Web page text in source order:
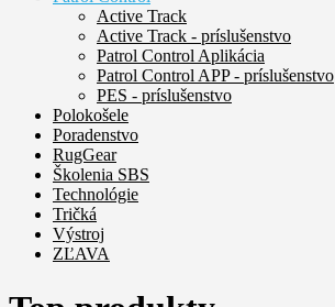
Active Track
Active Track - príslušenstvo
Patrol Control Aplikácia
Patrol Control APP - príslušenstvo
PES - príslušenstvo
Polokošele
Poradenstvo
RugGear
Školenia SBS
Technológie
Tričká
Výstroj
ZĽAVA